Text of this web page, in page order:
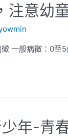
注意幼
一般病徵：0
年-青